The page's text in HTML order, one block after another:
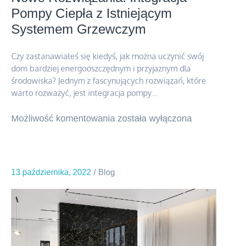
Pompy Ciepła z Istniejącym
Systemem Grzewczym
Czy zastanawiałeś się kiedyś, jak można uczynić swój
dom bardziej energooszczędnym i przyjaznym dla
środowiska? Jednym z fascynujących rozwiązań, które
warto rozważyć, jest integracja pompy…
Możliwość komentowania Nowe
z
Istniejącym
Systemem
Grzewczym
została wyłączona
13 października, 2022 Blog